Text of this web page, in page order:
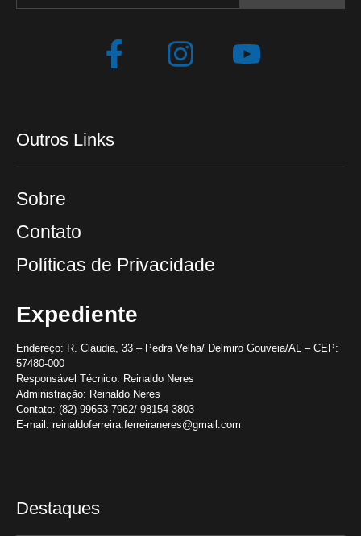
Outros Links
Sobre
Contato
Políticas de Privacidade
Expediente
Endereço: R. Cláudia, 33 – Pedra Velha/ Delmiro Gouveia/AL – CEP:
57480-000
Responsável Técnico: Reinaldo Neres
Administração: Reinaldo Neres
Contato: (82) 99653-7962/ 98154-3803
E-mail: reinaldoferreira.ferreiraneres@gmail.com
Destaques